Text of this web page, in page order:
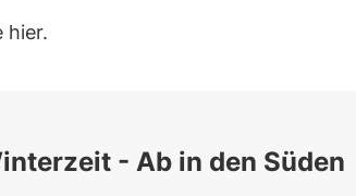
hier.
- Ab in den Süden